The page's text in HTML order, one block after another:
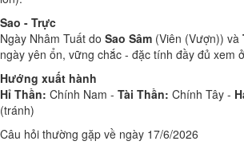
Sao - Trực
Ngày Nhâm Tuất do Sao Sâm (Viên (Vượn)) và
ngày yên ổn, vững chắc - đặc tính đầy đủ xem ở
Hướng xuất hành
Hỉ Thần: Chính Nam - Tài Thần: Chính Tây -
(tránh)
Câu hỏi thường gặp về ngày 17/6/2026